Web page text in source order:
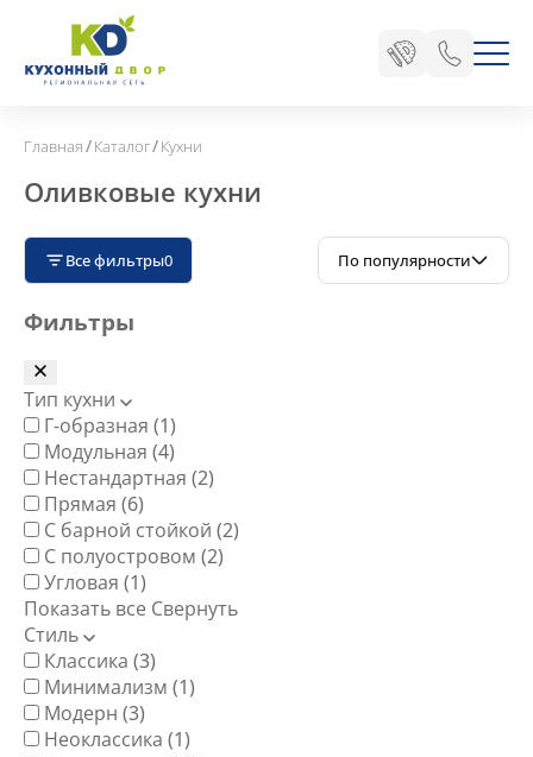
Главная/Каталог/Кухни
Оливковые кухни
Все фильтры0
Фильтры
Тип кухни
Г-образная (1)
Модульная (4)
Нестандартная (2)
Прямая (6)
С барной стойкой (2)
С полуостровом (2)
Угловая (1)
Показать все Свернуть
Стиль
Классика (3)
Минимализм (1)
Модерн (3)
Неоклассика (1)
По популярности